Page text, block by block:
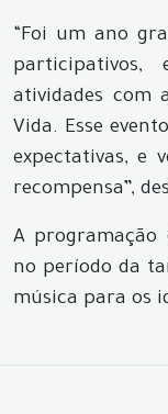
“Foi um ano
participativos,
atividades com
Vida. Esse
expectativas, e
recompensa”,
A
no período da
música para os